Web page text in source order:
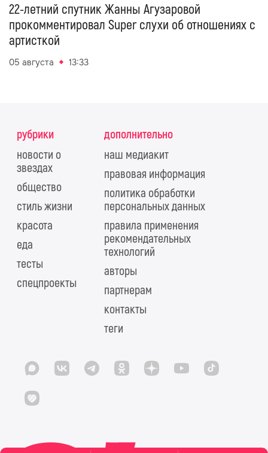
22-летний спутник Жанны Агузаровой
прокомментировал Super слухи об отношениях с
артисткой
05 августа 13:33
рубрики
новости о
звездах
общество
стиль жизни
красота
еда
тесты
спецпроекты
дополнительно
наш медиакит
правовая информация
политика обработки
персональных данных
правила применения
рекомендательных
технологий
авторы
партнерам
контакты
теги